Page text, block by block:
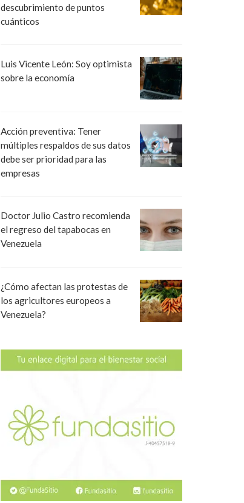
descubrimiento de puntos
cuánticos
Luis Vicente León: Soy optimista
sobre la economía
Acción preventiva: Tener
múltiples respaldos de sus datos
debe ser prioridad para las
empresas
Doctor Julio Castro recomienda
el regreso del tapabocas en
Venezuela
¿Cómo afectan las protestas de
los agricultores europeos a
Venezuela?